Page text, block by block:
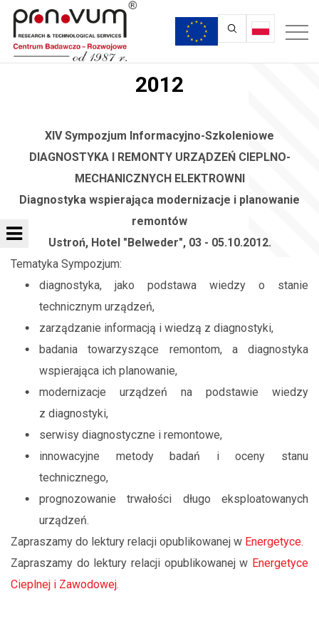
2012
XIV Sympozjum Informacyjno-Szkoleniowe
DIAGNOSTYKA I REMONTY URZĄDZEŃ CIEPLNO-
MECHANICZNYCH ELEKTROWNI
Diagnostyka wspierająca modernizacje i planowanie
remontów
Ustroń, Hotel "Belweder", 03 - 05.10.2012.
Tematyka Sympozjum:
diagnostyka, jako podstawa wiedzy o stanie
technicznym urządzeń,
zarządzanie informacją i wiedzą z diagnostyki,
badania towarzyszące remontom, a diagnostyka
wspierająca ich planowanie,
modernizacje urządzeń na podstawie wiedzy
z diagnostyki,
serwisy diagnostyczne i remontowe,
innowacyjne metody badań i oceny stanu
technicznego,
prognozowanie trwałości długo eksploatowanych
urządzeń.
Zapraszamy do lektury relacji opublikowanej w Energetyce.
Zapraszamy do lektury relacji opublikowanej w Energetyce
Cieplnej i Zawodowej.